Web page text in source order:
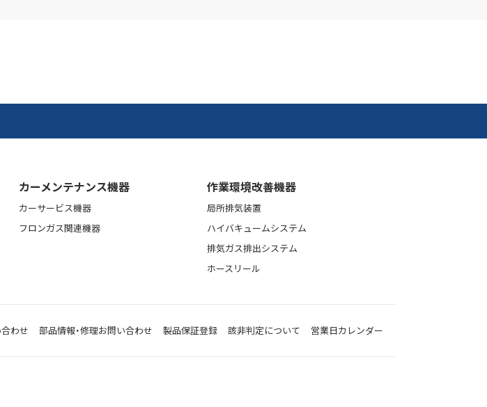
カーメンテナンス機器
カーサービス機器
フロンガス関連機器
作業環境改善機器
局所排気装置
ハイバキュームシステム
排気ガス排出システム
ホースリール
わせ 部品情報・修理お問い合わせ 製品保証登録 該非判定について 営業日カレンダー